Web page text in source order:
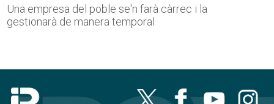
Una empresa del poble se'n farà càrrec i la
gestionarà de manera temporal